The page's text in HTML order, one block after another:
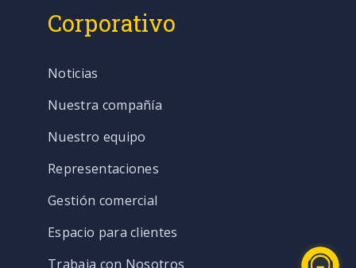
Corporativo
Noticias
Nuestra compañía
Nuestro equipo
Representaciones
Gestión comercial
Espacio para clientes
Trabaja con Nosotros